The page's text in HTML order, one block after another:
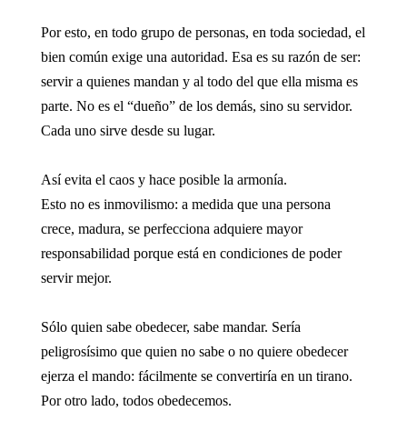
Por esto, en todo grupo de personas, en toda sociedad, el
bien común exige una autoridad. Esa es su razón de ser:
servir a quienes mandan y al todo del que ella misma es
parte. No es el “dueño” de los demás, sino su servidor.
Cada uno sirve desde su lugar.
Así evita el caos y hace posible la armonía.
Esto no es inmovilismo: a medida que una persona
crece, madura, se perfecciona adquiere mayor
responsabilidad porque está en condiciones de poder
servir mejor.
Sólo quien sabe obedecer, sabe mandar. Sería
peligrosísimo que quien no sabe o no quiere obedecer
ejerza el mando: fácilmente se convertiría en un tirano.
Por otro lado, todos obedecemos.